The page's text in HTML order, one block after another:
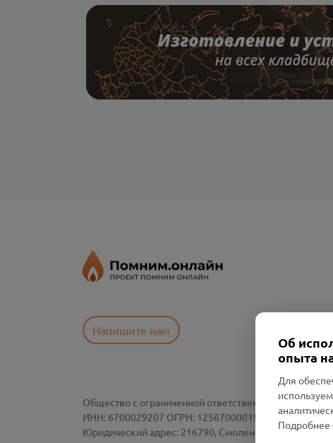
Напишите нам
Общество с ограниченной ответственностью
ИНН: 6700029207 ОГРН: 1256700001986
Юридический адрес: 216790, Смоленская область, р-
Об
опыта
Для
Подробнее